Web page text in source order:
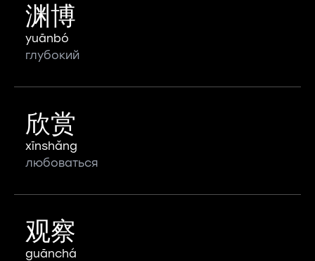
渊博
yuānbó
глубокий
欣赏
xīnshǎng
любоваться
观察
guānchá